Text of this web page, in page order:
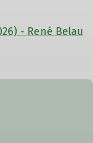
- René Belau